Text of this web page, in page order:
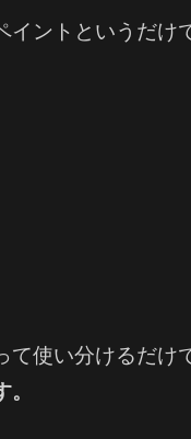
イントというだけ
て使い分けるだけ
。